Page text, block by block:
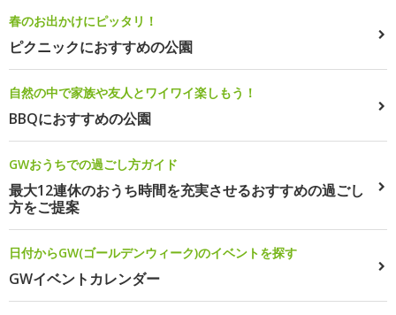
春のお出かけにピッタリ！
ピクニックにおすすめの公園
自然の中で家族や友人とワイワイ楽しもう！
BBQにおすすめの公園
GWおうちでの過ごし方ガイド
最大12連休のおうち時間を充実させるおすすめの過ごし
方をご提案
日付からGW(ゴールデンウィーク)のイベントを探す
GWイベントカレンダー